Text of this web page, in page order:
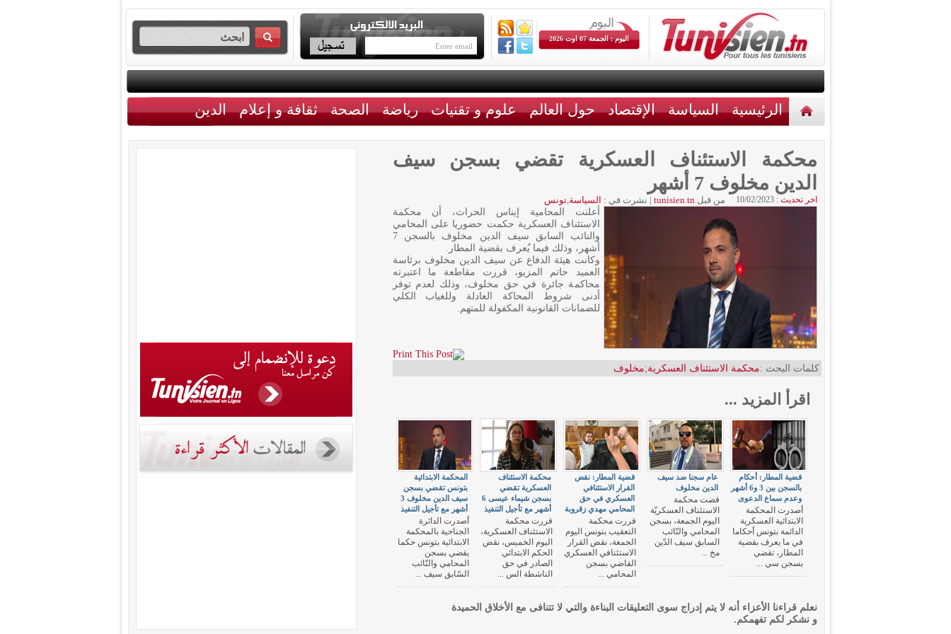
اليوم : الجمعة 07 اوت 2026
الرئيسية السياسة الإقتصاد حول العالم علوم و تقنيات رياضة الصحة ثقافة و إعلام الدين
محكمة الاستئناف العسكرية تقضي بسجن سيف
الدين مخلوف 7 أشهر
اخر تحديث : 10/02/2023 من قبلtunisien.tn
| نشرت في : السياسة,تونس
أعلنت المحامية إيناس الحراث، أن محكمة
الاستئناف العسكرية حكمت حضوريا على المحامي
والنائب السابق سيف الدين مخلوف بالسجن 7
أشهر، وذلك فيما يُعرف بقضية المطار.
وكانت هيئة الدفاع عن سيف الدين مخلوف برئاسة
العميد حاتم المزيو، قررت مقاطعة ما اعتبرته
محاكمة جائرة في حق مخلوف، وذلك لعدم توفر
أدنى شروط المحاكة العادلة وللغياب الكلي
للضمانات القانونية المكفولة للمتهم.
كلمات البحث :محكمة الاستئناف العسكرية;مخلوف
اقرأ المزيد ...
المحكمة الابتدائية
بتونس تقضي بسجن
سيف الدين مخلوف 3
أشهر مع تأجيل التنفيذ
أصدرت الدائرة
الجناحية بالمحكمة
الابتدائية بتونس حكما
يقضي بسجن
المحامي والنّائب
السّابق سيف ...
محكمة الاستئناف
العسكرية تقضي
بسجن شيماء عيسى 6
أشهر مع تأجيل التنفيذ
قررت محكمة
الاستئناف العسكرية،
اليوم الخميس، نقض
الحكم الابتدائي
الصادر في حق
الناشطة الس ...
قضية المطار: نقض
القرار الاستئنافي
العسكري في حق
المحامي مهدي زقروبة
قررت محكمة
التعقيب بتونس اليوم
الجمعة، نقض القرار
الاستئنافي العسكري
القاضي بسجن
المحامي ...
عام سجنا ضد سيف
الدين مخلوف
قضت محكمة
الاستئناف العسكريّة
اليوم الجمعة، بسجن
المحامي والنّائب
السابق سيف الدّين
مخ ...
قضية المطار: أحكام
بالسجن بين 3 و6 أشهر
وعدم سماع الدعوى
أصدرت المحكمة
الابتدائية العسكرية
الدائمة بتونس أحكاما
في ما يعرف بقضية
المطار، تقضي
بسجن سي ...
نعلم قراءنا الأعزاء أنه لا يتم إدراج سوى التعليقات البناءة والتي لا تتنافى مع الأخلاق الحميدة
و نشكر لكم تفهمكم.